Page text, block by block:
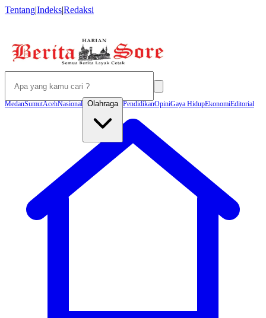
Tentang|Indeks|Redaksi
MedanSumutAcehNasional Olahraga PendidikanOpiniGaya HidupEkonomiEditorial